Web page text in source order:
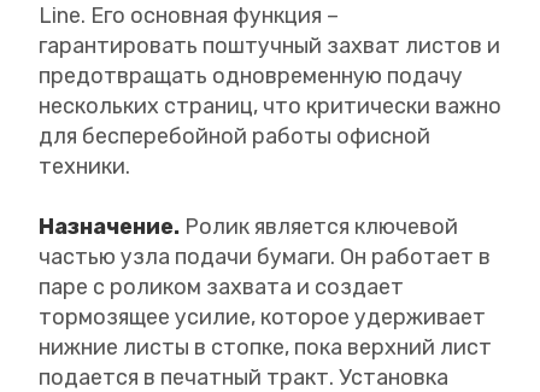
Line. Его основная функция –
гарантировать поштучный захват листов и
предотвращать одновременную подачу
нескольких страниц, что критически важно
для бесперебойной работы офисной
техники.
Назначение. Ролик является ключевой
частью узла подачи бумаги. Он работает в
паре с роликом захвата и создает
тормозящее усилие, которое удерживает
нижние листы в стопке, пока верхний лист
подается в печатный тракт. Установка